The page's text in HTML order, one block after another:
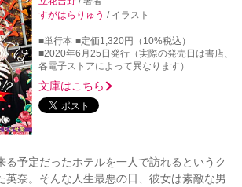
すがはらりゅう / イラスト
■単行本 ■定価1,320円（10%税込）
■2020年6月25日発行（実際の発売日は書店、
各電子ストアによって異なります）
文庫はこちら
る予定だったホテルを一人で訪れるというク
英奈。そんな人生最悪の日、彼女は素敵な男